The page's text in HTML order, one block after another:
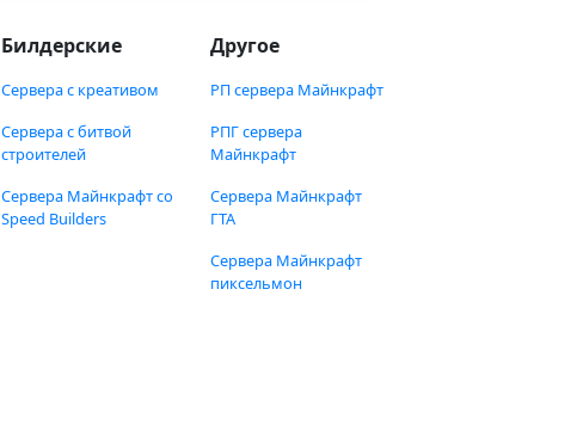
Билдерские
Сервера с креативом
Сервера с битвой
строителей
Сервера Майнкрафт со
Speed Builders
Другое
РП сервера Майнкрафт
РПГ сервера
Майнкрафт
Сервера Майнкрафт
ГТА
Сервера Майнкрафт
пиксельмон